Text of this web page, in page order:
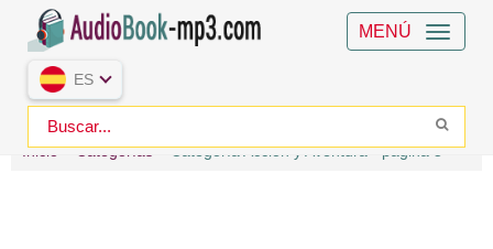
MENÚ
ES
Inicio Categorías Categoría Acción y Aventura - página 5